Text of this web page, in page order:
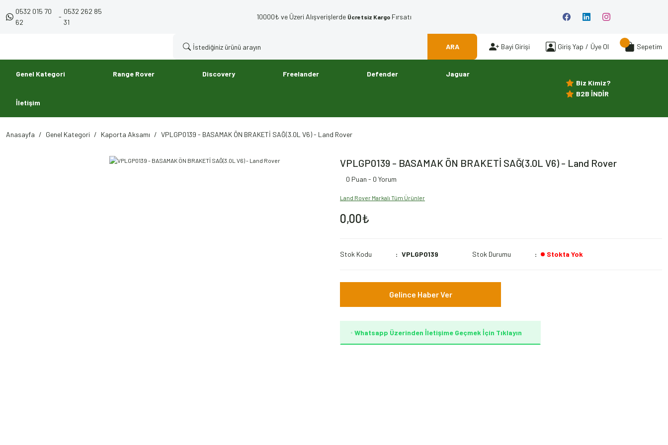
0532 015 70
62
-
0532 262 85
31
10000₺ ve Üzeri Alışverişlerde Ücretsiz Kargo Fırsatı
ARA Bayi Girişi Giriş Yap / Üye Ol Sepetim
Genel Kategori Range Rover Discovery Freelander Defender Jaguar
İletişim
Biz Kimiz?
B2B İNDİR
Anasayfa Genel Kategori Kaporta Aksamı VPLGP0139 - BASAMAK ÖN BRAKETİ SAĞ(3.0L V6) - Land Rover
VPLGP0139 - BASAMAK ÖN BRAKETİ SAĞ(3.0L V6) - Land Rover
0 Puan - 0 Yorum
Land Rover Markalı Tüm Ürünler
0,00₺
Stok Kodu VPLGP0139 Stok Durumu Stokta Yok
Gelince Haber Ver
Whatsapp Üzerinden İletişime Geçmek İçin Tıklayın